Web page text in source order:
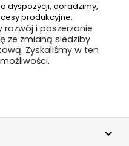
dyspozycji, doradzimy,
produkcyjne.
rozwój i poszerzanie
ze zmianą siedziby
Zyskaliśmy w ten
